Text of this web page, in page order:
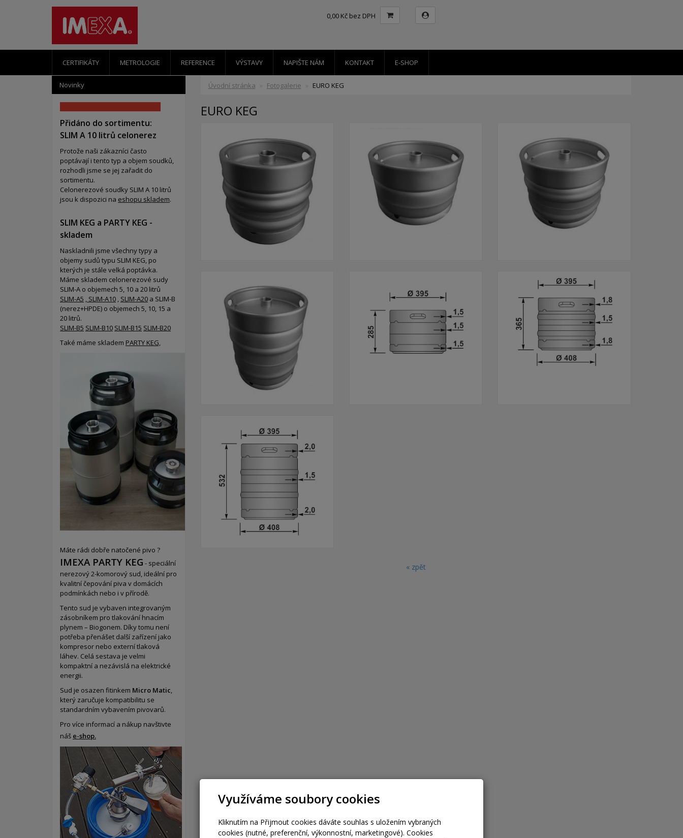
0,00 Kč bez DPH
CERTIFIKÁTY METROLOGIE REFERENCE VÝSTAVY NAPIŠTE NÁM KONTAKT E-SHOP
Úvodní stránka Fotogalerie EURO KEG
EURO KEG
« zpět
Novinky
Přidáno do sortimentu:
SLIM A 10 litrů celonerez
Protože naši zákazníci často
poptávají i tento typ a objem soudků,
rozhodli jsme se jej zařadit do
sortimentu.
Celonerezové soudky SLIM A 10 litrů
jsou k dispozici na eshopu skladem.
SLIM KEG a PARTY KEG -
skladem
Naskladnili jsme všechny typy a
objemy sudů typu SLIM KEG, po
kterých je stále velká poptávka.
Máme skladem celonerezové sudy
SLIM-A o objemech 5, 10 a 20 litrů
SLIM-A5 , SLIM-A10 , SLIM-A20 a SLIM-B
(nerez+HPDE) o objemech 5, 10, 15 a
20 litrů.
SLIM-B5 SLIM-B10 SLIM-B15 SLIM-B20
Také máme skladem PARTY KEG,
Máte rádi dobře natočené pivo ?
IMEXA PARTY KEG - speciální
nerezový 2-komorový sud, ideální pro
kvalitní čepování piva v domácích
podmínkách nebo i v přírodě.
Tento sud je vybaven integrovaným
zásobníkem pro tlakování hnacím
plynem – Biogonem. Díky tomu není
potřeba přenášet další zařízení jako
kompresor nebo externí tlaková
láhev. Celá sestava je velmi
kompaktní a nezávislá na elektrické
energii.
Sud je osazen fitinkem Micro Matic,
který zaručuje kompatibilitu se
standardním vybavením pivovarů.
Pro více informací a nákup navštivte
náš e-shop.
Využíváme soubory cookies
Kliknutím na Přijmout cookies dáváte souhlas s uložením vybraných
cookies (nutné, preferenční, výkonnostní, marketingové). Cookies